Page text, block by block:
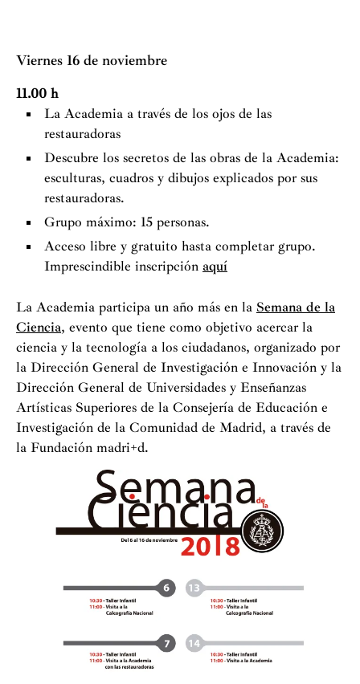
Viernes 16 de noviembre
11.00 h
La Academia a través de los ojos de las
restauradoras
Descubre los secretos de las obras de la Academia:
esculturas, cuadros y dibujos explicados por sus
restauradoras.
Grupo máximo: 15 personas.
Acceso libre y gratuito hasta completar grupo.
Imprescindible inscripción aquí
La Academia participa un año más en la Semana de la
Ciencia, evento que tiene como objetivo acercar la
ciencia y la tecnología a los ciudadanos, organizado por
la Dirección General de Investigación e Innovación y la
Dirección General de Universidades y Enseñanzas
Artísticas Superiores de la Consejería de Educación e
Investigación de la Comunidad de Madrid, a través de
la Fundación madri+d.